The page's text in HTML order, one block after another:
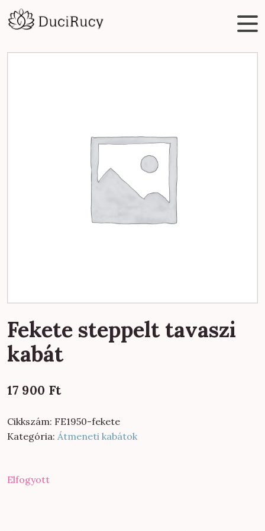
Fekete steppelt tavaszi
kabát
17 900 Ft
Cikkszám: FE1950-fekete
Kategória: Átmeneti kabátok
Elfogyott